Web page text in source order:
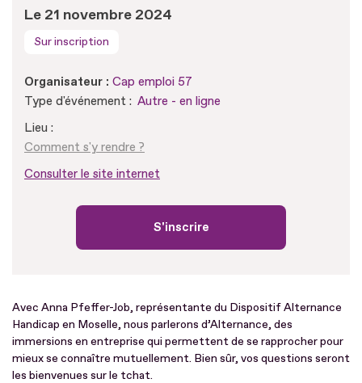
Le 21 novembre 2024
Sur inscription
Organisateur : Cap emploi 57
Type d'événement : Autre - en ligne
Lieu :
Comment s'y rendre ?
Consulter le site internet
S'inscrire
Avec Anna Pfeffer-Job, représentante du Dispositif Alternance
Handicap en Moselle, nous parlerons d’Alternance, des
immersions en entreprise qui permettent de se rapprocher pour
mieux se connaître mutuellement. Bien sûr, vos questions seront
les bienvenues sur le tchat.